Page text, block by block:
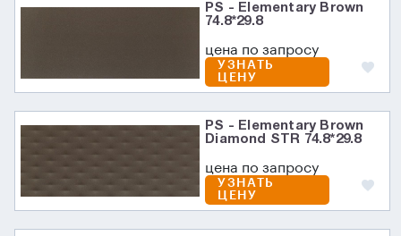
PS - Elementary Brown
74.8*29.8
цена по запросу
УЗНАТЬ
ЦЕНУ
PS - Elementary Brown
Diamond STR 74.8*29.8
цена по запросу
УЗНАТЬ
ЦЕНУ